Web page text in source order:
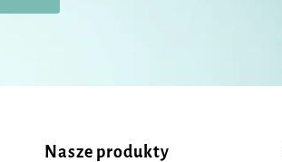
Nasze produkty